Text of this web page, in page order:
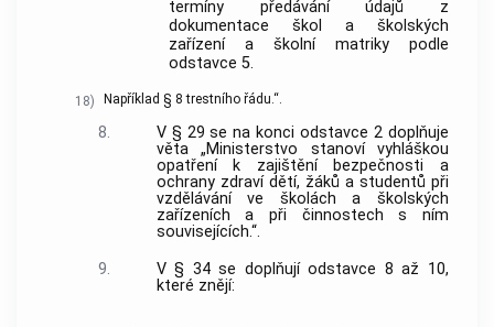
termíny předávání údajů z
dokumentace škol a školských
zařízení a školní matriky podle
odstavce 5.
18) Například § 8 trestního řádu.“.
8.
V § 29 se na konci odstavce 2 doplňuje
věta „Ministerstvo stanoví vyhláškou
opatření k zajištění bezpečnosti a
ochrany zdraví dětí, žáků a studentů při
vzdělávání ve školách a školských
zařízeních a při činnostech s ním
souvisejících.“.
9.
V § 34 se doplňují odstavce 8 až 10,
které znějí: